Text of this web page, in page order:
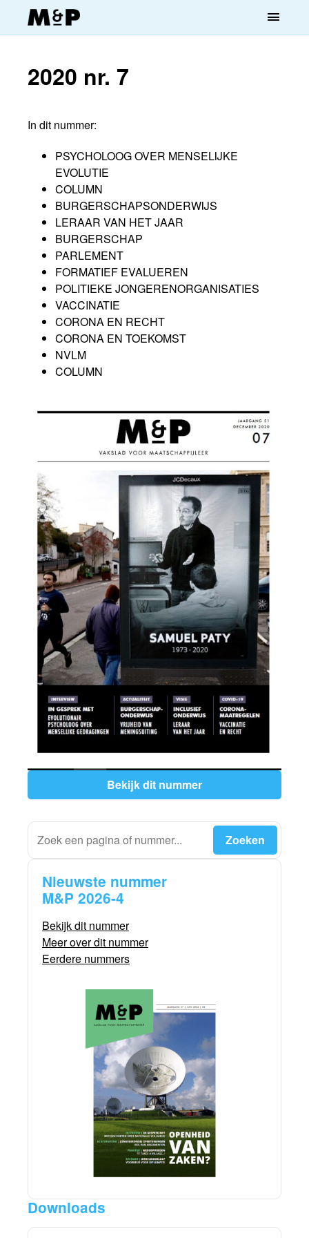
menu
2020 nr. 7
In dit nummer:
PSYCHOLOOG OVER MENSELIJKE
EVOLUTIE
COLUMN
BURGERSCHAPSONDERWIJS
LERAAR VAN HET JAAR
BURGERSCHAP
PARLEMENT
FORMATIEF EVALUEREN
POLITIEKE JONGERENORGANISATIES
VACCINATIE
CORONA EN RECHT
CORONA EN TOEKOMST
NVLM
COLUMN
Bekijk dit nummer
Nieuwste nummer
M&P 2026-4
Bekijk dit nummer
Meer over dit nummer
Eerdere nummers
Downloads